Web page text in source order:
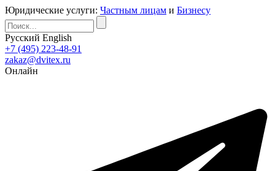
Юридические услуги: Частным лицам и Бизнесу
Русский English
+7 (495) 223-48-91
zakaz@dvitex.ru
Онлайн